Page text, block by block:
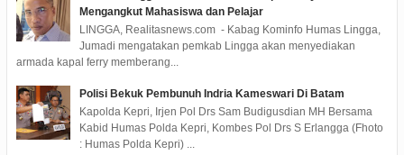
Mengangkut Mahasiswa dan Pelajar
LINGGA, Realitasnews.com - Kabag Kominfo Humas Lingga,
Jumadi mengatakan pemkab Lingga akan menyediakan
armada kapal ferry memberang...
Polisi Bekuk Pembunuh Indria Kameswari Di Batam
Kapolda Kepri, Irjen Pol Drs Sam Budigusdian MH Bersama
Kabid Humas Polda Kepri, Kombes Pol Drs S Erlangga (Fhoto
: Humas Polda Kepri) ...